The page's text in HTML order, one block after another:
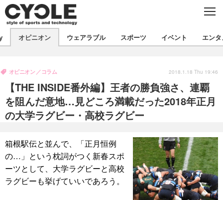
C
製品/用品
衣類
飲食
バックナンバー
コラム
インプレ
ボイス
デバイス
ビジネス
国内
海外
スポーツ
短信
写真
動画
イベント
スポーツ
ツアー
文化
芸能
出版／映画
話題
ファッション
写真
ライフ
社会
政治
オピニオン ウェアラブル スポーツ イベント エンタ
【THE INSIDE番外編】王者の勝負強さ、連覇
を阻んだ意地…見どころ満載だった2018年正月
の大学ラグビー・高校ラグビー
オピニオン コラム 2018.1.18 Thu 19:46
箱根駅伝と並んで、「正月恒例
の…」という枕詞がつく新春スポ
ーツとして、大学ラグビーと高校
ラグビーも挙げていいであろう。